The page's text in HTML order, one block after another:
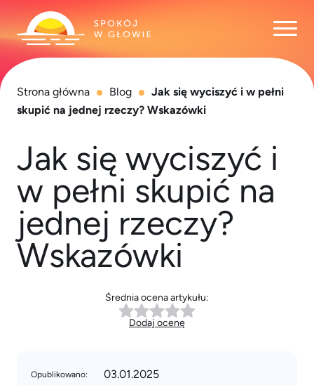
Strona główna Blog
Jak się wyciszyć i w pełni
skupić na jednej rzeczy? Wskazówki
Jak się wyciszyć i
w pełni skupić na
jednej rzeczy?
Wskazówki
Średnia ocena artykułu:
Dodaj ocenę
Opublikowano: 03.01.2025